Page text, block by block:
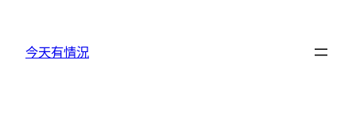
今天有情況